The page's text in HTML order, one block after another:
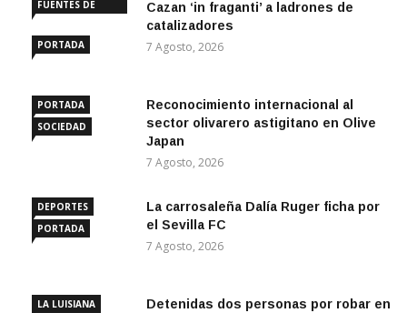
FUENTES DE
PORTADA
Cazan ‘in fraganti’ a ladrones de
catalizadores
7 Agosto, 2026
PORTADA
SOCIEDAD
Reconocimiento internacional al
sector olivarero astigitano en Olive
Japan
7 Agosto, 2026
DEPORTES
PORTADA
La carrosaleña Dalía Ruger ficha por
el Sevilla FC
7 Agosto, 2026
LA LUISIANA
Detenidas dos personas por robar en